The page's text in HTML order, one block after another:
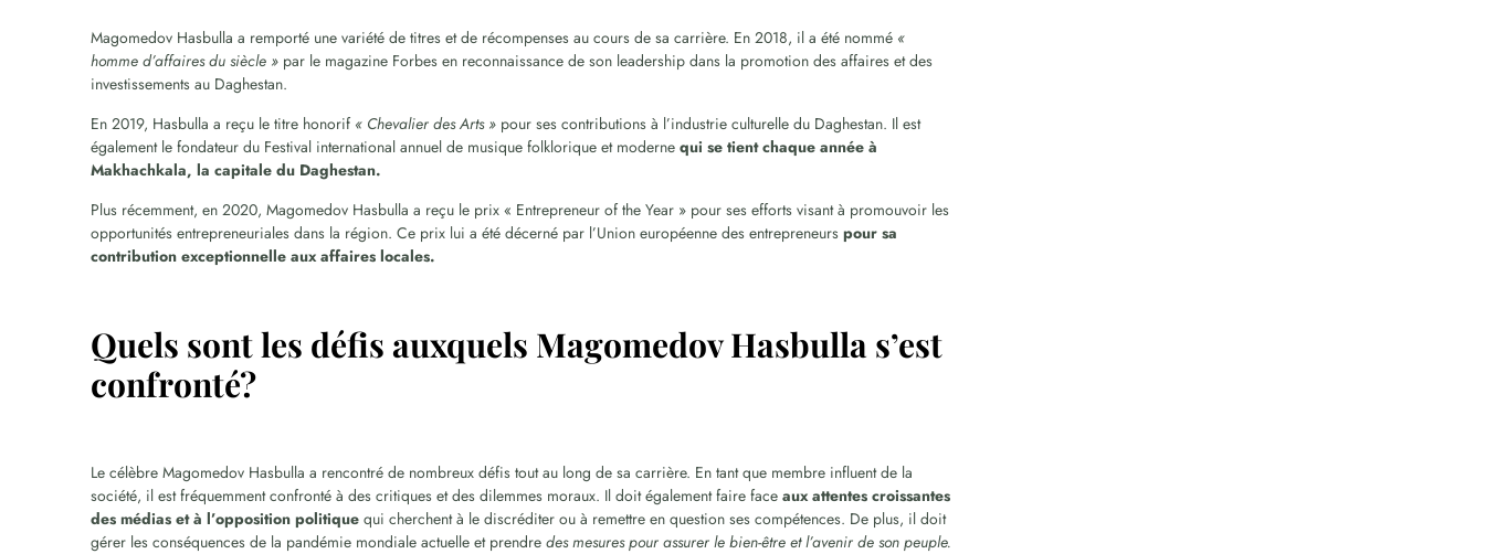
Magomedov Hasbulla a remporté une variété de titres et de récompenses au cours de sa carrière. En 2018, il a été nommé «
homme d’affaires du siècle » par le magazine Forbes en reconnaissance de son leadership dans la promotion des affaires et des
investissements au Daghestan.
En 2019, Hasbulla a reçu le titre honorif « Chevalier des Arts » pour ses contributions à l’industrie culturelle du Daghestan. Il est
également le fondateur du Festival international annuel de musique folklorique et moderne qui se tient chaque année à
Makhachkala, la capitale du Daghestan.
Plus récemment, en 2020, Magomedov Hasbulla a reçu le prix « Entrepreneur of the Year » pour ses efforts visant à promouvoir les
opportunités entrepreneuriales dans la région. Ce prix lui a été décerné par l’Union européenne des entrepreneurspour sa
contribution exceptionnelle aux affaires locales.
Quels sont les défis auxquels Magomedov Hasbulla s’est
confronté?
Le célèbre Magomedov Hasbulla a rencontré de nombreux défis tout au long de sa carrière. En tant que membre influent de la
société, il est fréquemment confronté à des critiques et des dilemmes moraux. Il doit également faire faceaux attentes croissantes
des médias et à l’opposition politiquequi cherchent à le discréditer ou à remettre en question ses compétences. De plus, il doit
gérer les conséquences de la pandémie mondiale actuelle et prendre des mesures pour assurer le bien-être et l’avenir de son peuple.